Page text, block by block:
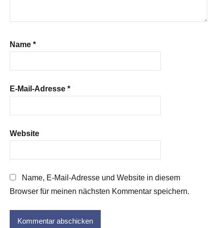
Name *
E-Mail-Adresse *
Website
Name, E-Mail-Adresse und Website in diesem
Browser für meinen nächsten Kommentar speichern.